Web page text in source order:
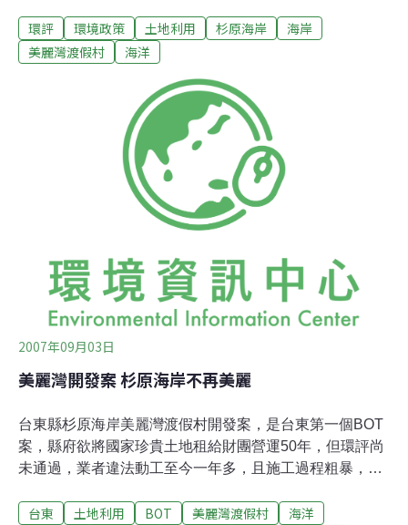
爭，希望能形成一股強大力量，讓台東縣政府和美麗灣財
團的意圖無法得逞。我們的系列行動如下： 一、1月17日
20日中午12:30「搶救杉原海岸」台東大遊行 三、發函新
任環評委員，懇請他們勿淪為縣府和財團的背書工具 四、
1月22 日上午9:00「決戰環評審查會場」遊行造勢活動我
們能不能保住東海岸最美麗的海岸，全賴此役的奮戰成
果，祈請各界一起參與或聲援上述四項緊急行動，讓美麗
的杉原海岸不會在我們眼前淪陷。 求求你，拜託你，謝謝
你。附上新任環評委員名單，請點此下載。
環評 環境政策 土地利用 杉原海岸
海岸
美麗灣渡假村
海洋
2007年09月03日
美麗灣開發案 杉原海岸不再美麗
台東縣杉原海岸美麗灣渡假村開發案，是台東第一個BOT
案，縣府欲將國家珍貴土地租給財團營運50年，但環評尚
未通過，業者違法動工至今一年多，且施工過程粗暴，將
是多次舉發美麗灣渡假村涉及不法的台東環保聯盟，被當
台東 土地利用 BOT 美麗灣渡假村
海洋